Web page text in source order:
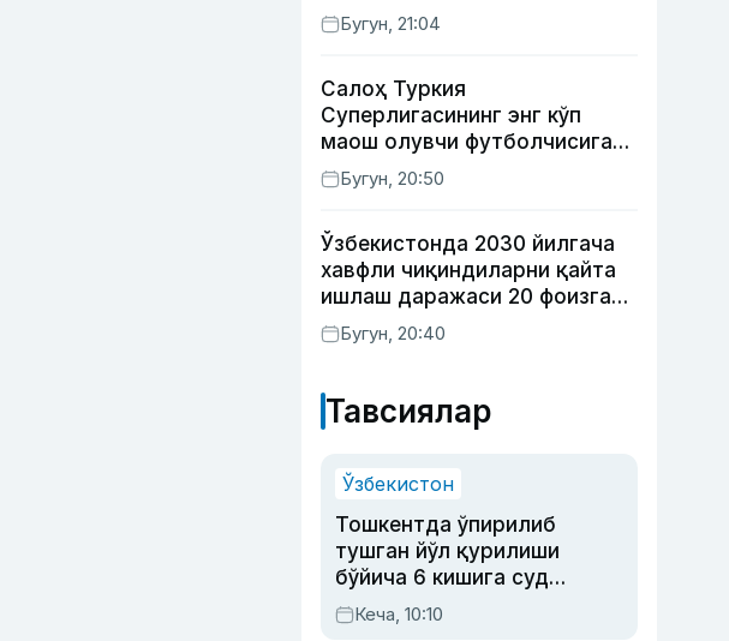
тайёрланади ва
жойлаштирилади
Бугун, 21:04
Салоҳ Туркия
Суперлигасининг энг кўп
маош олувчи футболчисига
айланди
Бугун, 20:50
Ўзбекистонда 2030 йилгача
хавфли чиқиндиларни қайта
ишлаш даражаси 20 фоизга
етказилади
Бугун, 20:40
Тавсиялар
Ўзбекистон
Тошкентда ўпирилиб
тушган йўл қурилиши
бўйича 6 кишига суд
ҳукми ўқилди
Кеча, 10:10